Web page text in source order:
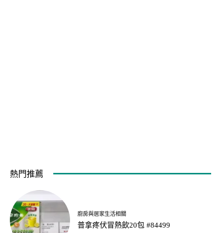
熱門推薦
廚房與居家生活相關
普拿疼伏冒熱飲20包 #84499